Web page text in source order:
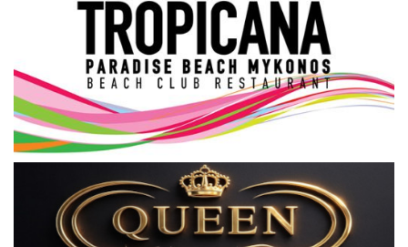
Σεβασμιώτατος Δωρόθεος Β’
Cost Of Living Crisis
Opinion + Analysis
L’Art des Sens
All News